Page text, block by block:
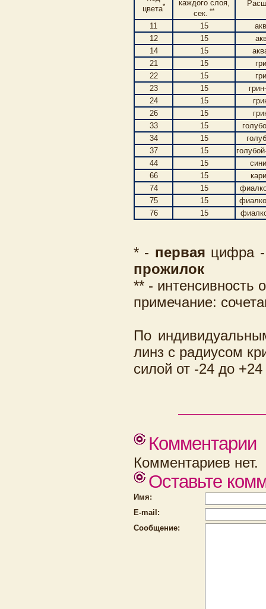
цвета*
каждого слоя,
сек. **
11 15
12
15
14
15
21
15
22
15
23
15
24
15
26
15
33
15
34
15
37
15
44
15
66
15
74
15
75
15
76
15
* - первая цифра
прожилок
** - интенсивность
примечание:
По
линз с радиусом
силой от -24 до
Комментарии
Комментариев нет.
Оставьте
Имя:
E-mail:
Сообщение: